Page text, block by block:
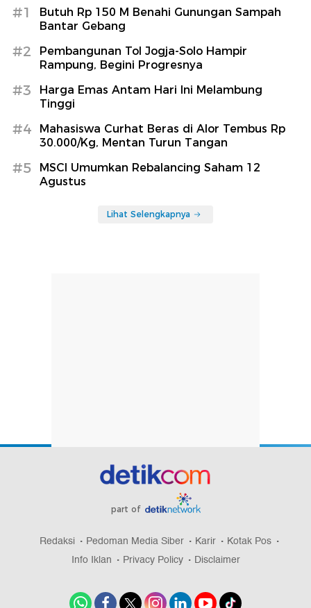
#1
Butuh Rp 150 M Benahi Gunungan Sampah
Bantar Gebang
#2
Pembangunan Tol Jogja-Solo Hampir
Rampung, Begini Progresnya
#3
Harga Emas Antam Hari Ini Melambung
Tinggi
#4
Mahasiswa Curhat Beras di Alor Tembus Rp
30.000/Kg, Mentan Turun Tangan
#5
MSCI Umumkan Rebalancing Saham 12
Agustus
Lihat Selengkapnya
part of
Redaksi Pedoman Media Siber Karir
Kotak Pos
Info Iklan
Privacy Policy Disclaimer